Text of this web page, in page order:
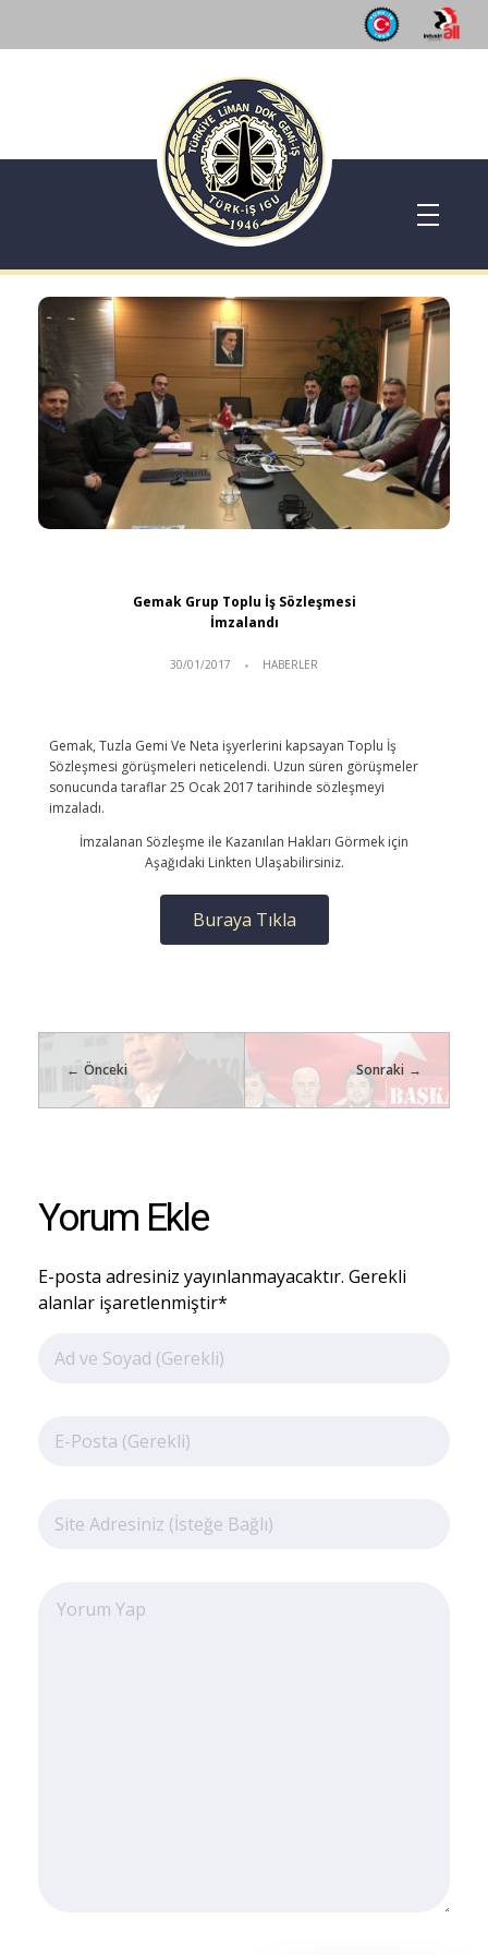
Gemak Grup Toplu İş Sözleşmesi
İmzalandı
30/01/2017 HABERLER
Gemak, Tuzla Gemi Ve Neta işyerlerini kapsayan Toplu İş
Sözleşmesi görüşmeleri neticelendi. Uzun süren görüşmeler
sonucunda taraflar 25 Ocak 2017 tarihinde sözleşmeyi
imzaladı.
İmzalanan Sözleşme ile Kazanılan Hakları Görmek için
Aşağıdaki Linkten Ulaşabilirsiniz.
Buraya Tıkla
Önceki Sonraki
Yorum Ekle
E-posta adresiniz yayınlanmayacaktır. Gerekli
alanlar işaretlenmiştir*